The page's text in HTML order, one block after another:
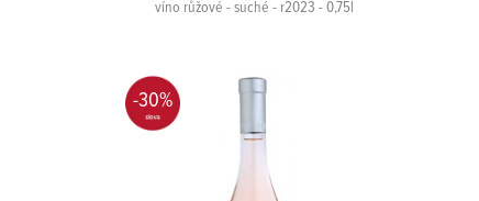
víno růžové - suché - r2023 - 0,75l
-30%